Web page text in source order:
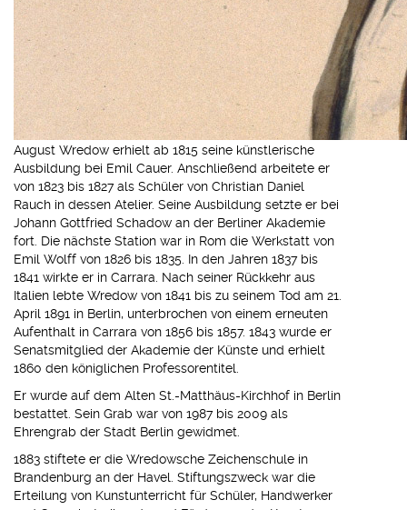
August Wredow erhielt ab 1815 seine künstlerische
Ausbildung bei Emil Cauer. Anschließend arbeitete er
von 1823 bis 1827 als Schüler von Christian Daniel
Rauch in dessen Atelier. Seine Ausbildung setzte er bei
Johann Gottfried Schadow an der Berliner Akademie
fort. Die nächste Station war in Rom die Werkstatt von
Emil Wolff von 1826 bis 1835. In den Jahren 1837 bis
1841 wirkte er in Carrara. Nach seiner Rückkehr aus
Italien lebte Wredow von 1841 bis zu seinem Tod am 21.
April 1891 in Berlin, unterbrochen von einem erneuten
Aufenthalt in Carrara von 1856 bis 1857. 1843 wurde er
Senatsmitglied der Akademie der Künste und erhielt
1860 den königlichen Professorentitel.
Er wurde auf dem Alten St.-Matthäus-Kirchhof in Berlin
bestattet. Sein Grab war von 1987 bis 2009 als
Ehrengrab der Stadt Berlin gewidmet.
1883 stiftete er die Wredowsche Zeichenschule in
Brandenburg an der Havel. Stiftungszweck war die
Erteilung von Kunstunterricht für Schüler, Handwerker